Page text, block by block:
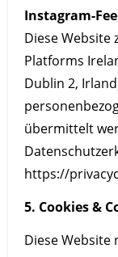
Instagram-
Diese Website
Platforms
Dublin 2,
übermittelt
https://
5. Cookies &
Diese Website